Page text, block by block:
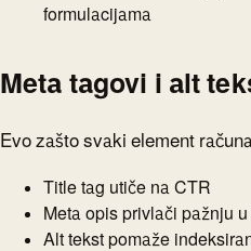
formulacijama
Meta tagovi i alt
Evo zašto svaki element
Title tag utiče na CTR
Meta opis privlači pažnju
Alt tekst pomaže